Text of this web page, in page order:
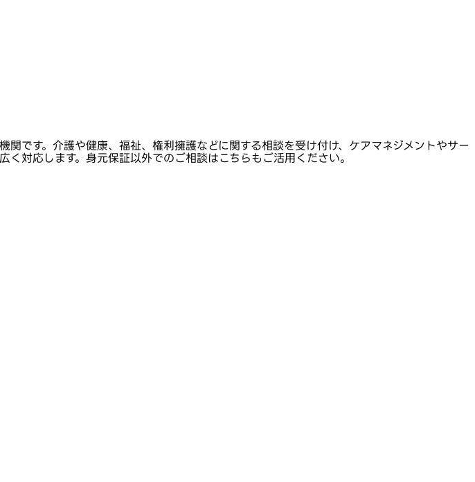
です。介護や健康、福祉、権利擁護などに関する相談を受け付け、ケアマネジメントやサー
対応します。身元保証以外でのご相談はこちらもご活用ください。